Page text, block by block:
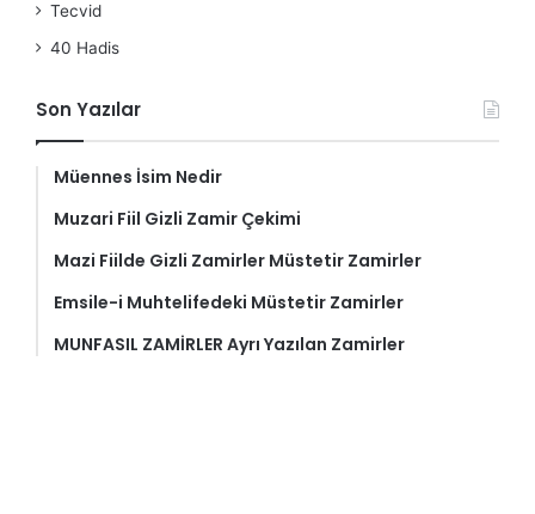
Tecvid
40 Hadis
Son Yazılar
Müennes İsim Nedir
Muzari Fiil Gizli Zamir Çekimi
Mazi Fiilde Gizli Zamirler Müstetir Zamirler
Emsile-i Muhtelifedeki Müstetir Zamirler
MUNFASIL ZAMİRLER Ayrı Yazılan Zamirler